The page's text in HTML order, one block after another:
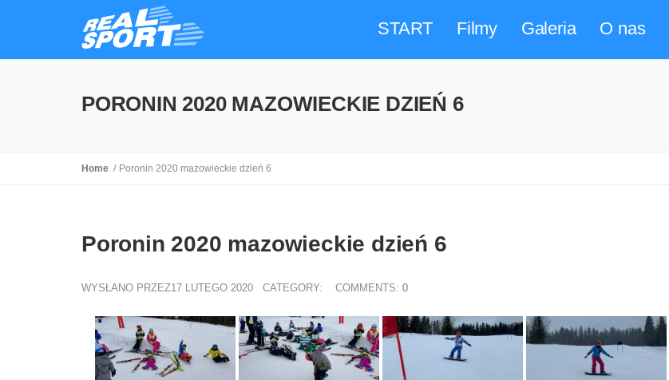
START Filmy Galeria O nas
PORONIN 2020 MAZOWIECKIE DZIEŃ 6
Home Poronin 2020 mazowieckie dzień 6
Poronin 2020 mazowieckie dzień 6
WYSŁANO PRZEZ17 LUTEGO 2020 CATEGORY: COMMENTS: 0